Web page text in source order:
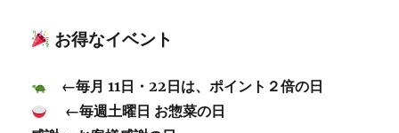
お得なイベント
←毎月 11日・22日は、ポイント２倍の日
←毎週土曜日 お惣菜の日